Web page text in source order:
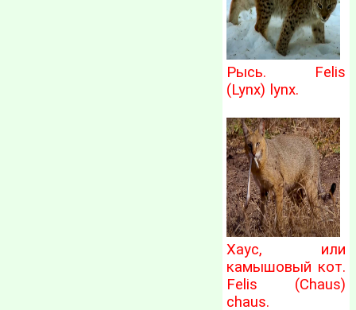
Рысь. Felis
(Lynx) lynx.
Хаус, или
камышовый кот.
Felis (Chaus)
chaus.